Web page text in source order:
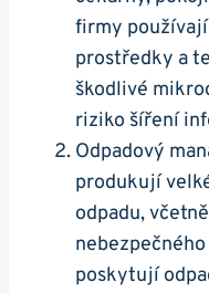
firmy
prostředky a
škodlivé
riziko šíření
Odpadový
produkují
odpadu,
poskytují